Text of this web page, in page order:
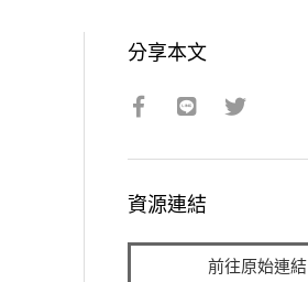
分享本文
資源連結
前往原始連結